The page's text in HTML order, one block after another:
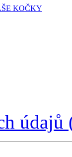
KOČKY
údajů